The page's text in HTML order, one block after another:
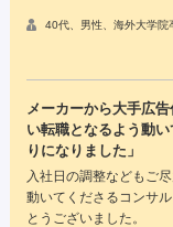
40代、男性、海外大学院
メーカーから大手広
い転職となるよう動
りになりました」
入社日の調整などもご
動いてくださるコンサ
とうございました。